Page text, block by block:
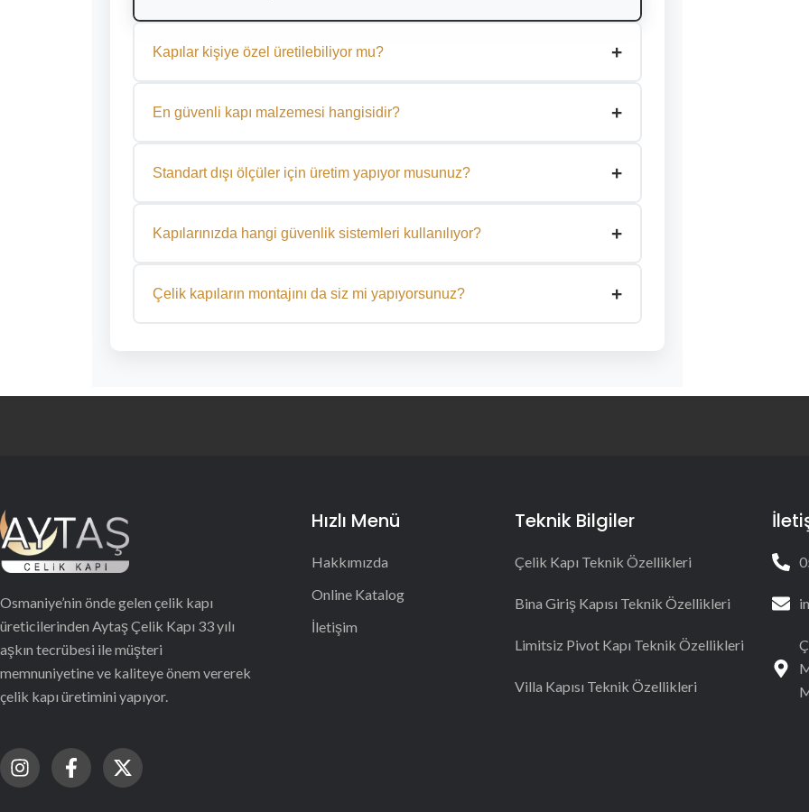
Kapılar kişiye özel üretilebiliyor mu? +
donanım gibi detayları müşterilerimizin tercihine göre özelleştiriyoruz.
En güvenli kapı malzemesi hangisidir? +
direncine sahip olması nedeniyle villa ve daire kapılarında sıkça tercih edilir.
Standart dışı ölçüler için üretim yapıyor musunuz? +
size özel bir üretim süreci başlatıyoruz.
Kapılarınızda hangi güvenlik sistemleri kullanılıyor? +
dijital kilit sistemleri kullanılmaktadır. Bu sayede hem fiziki hem teknolojik güvenlik
Çelik kapıların montajını da siz mi yapıyorsunuz? +
Osmaniye’nin önde gelen çelik kapı
üreticilerinden Aytaş Çelik Kapı 33 yılı
aşkın tecrübesi ile müşteri
memnuniyetine ve kaliteye önem vererek
çelik kapı üretimini yapıyor.
Hızlı Menü
Hakkımızda
Online Katalog
İletişim
Teknik Bilgiler
Çelik Kapı Teknik Özellikleri
Bina Giriş Kapısı Teknik Özellikleri
Limitsiz Pivot Kapı Teknik Özellikleri
Villa Kapısı Teknik Özellikleri